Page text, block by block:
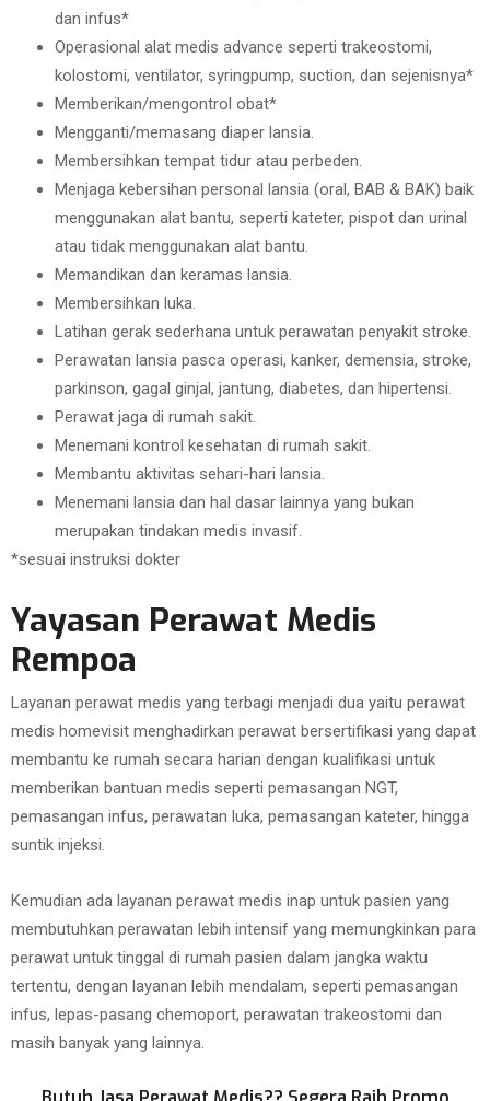
dan infus*
Operasional alat medis advance seperti trakeostomi,
kolostomi, ventilator, syringpump, suction, dan sejenisnya*
Memberikan/mengontrol obat*
Mengganti/memasang diaper lansia.
Membersihkan tempat tidur atau perbeden.
Menjaga kebersihan personal lansia (oral, BAB & BAK) baik
menggunakan alat bantu, seperti kateter, pispot dan urinal
atau tidak menggunakan alat bantu.
Memandikan dan keramas lansia.
Membersihkan luka.
Latihan gerak sederhana untuk perawatan penyakit stroke.
Perawatan lansia pasca operasi, kanker, demensia, stroke,
parkinson, gagal ginjal, jantung, diabetes, dan hipertensi.
Perawat jaga di rumah sakit.
Menemani kontrol kesehatan di rumah sakit.
Membantu aktivitas sehari-hari lansia.
Menemani lansia dan hal dasar lainnya yang bukan
merupakan tindakan medis invasif.
*sesuai instruksi dokter
Yayasan Perawat Medis
Rempoa
Layanan perawat medis yang terbagi menjadi dua yaitu perawat
medis homevisit menghadirkan perawat bersertifikasi yang dapat
membantu ke rumah secara harian dengan kualifikasi untuk
memberikan bantuan medis seperti pemasangan NGT,
pemasangan infus, perawatan luka, pemasangan kateter, hingga
suntik injeksi.
Kemudian ada layanan perawat medis inap untuk pasien yang
membutuhkan perawatan lebih intensif yang memungkinkan para
perawat untuk tinggal di rumah pasien dalam jangka waktu
tertentu, dengan layanan lebih mendalam, seperti pemasangan
infus, lepas-pasang chemoport, perawatan trakeostomi dan
masih banyak yang lainnya.